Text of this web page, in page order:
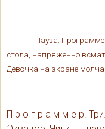
Пауза.
стола, напряженно
Девочка на экране молча
П р о г р а м м е р.